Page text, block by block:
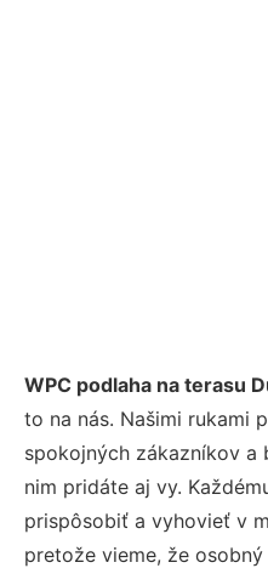
WPC podlaha na terasu
to na nás. Našimi rukami
spokojných zákazníkov a
nim pridáte aj vy.
prispôsobiť a vyhovieť v
pretože vieme, že